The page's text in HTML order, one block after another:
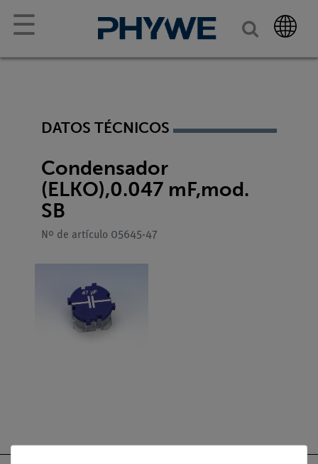
☰
DATOS TÉCNICOS
Condensador
(ELKO),0.047 mF,mod.
SB
Nº de artículo 05645-47